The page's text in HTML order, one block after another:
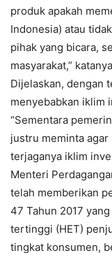
produk apakah
Indonesia) atau
pihak yang bicara,
masyarakat,”
Dijelaskan, dengan
menyebabkan iklim
“Sementara
justru meminta
terjaganya iklim
Menteri
telah memberikan
47 Tahun 2017
tertinggi (HET)
tingkat konsumen,